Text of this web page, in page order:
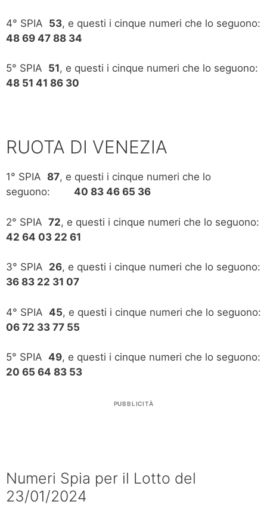
4° SPIA 53, e questi i cinque numeri che lo seguono:
48 69 47 88 34
5° SPIA 51, e questi i cinque numeri che lo seguono:
48 51 41 86 30
RUOTA DI VENEZIA
1° SPIA 87, e questi i cinque numeri che lo
seguono: 40 83 46 65 36
2° SPIA 72, e questi i cinque numeri che lo seguono:
42 64 03 22 61
3° SPIA 26, e questi i cinque numeri che lo seguono:
36 83 22 31 07
4° SPIA 45, e questi i cinque numeri che lo seguono:
06 72 33 77 55
5° SPIA 49, e questi i cinque numeri che lo seguono:
20 65 64 83 53
PUBBLICITÀ
Numeri Spia per il Lotto del
23/01/2024